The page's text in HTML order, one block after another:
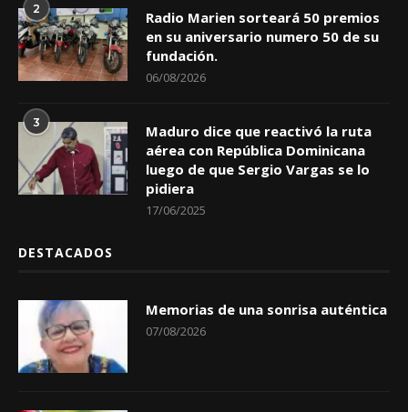
2
Radio Marien sorteará 50 premios
en su aniversario numero 50 de su
fundación.
06/08/2026
3
Maduro dice que reactivó la ruta
aérea con República Dominicana
luego de que Sergio Vargas se lo
pidiera
17/06/2025
DESTACADOS
Memorias de una sonrisa auténtica
07/08/2026